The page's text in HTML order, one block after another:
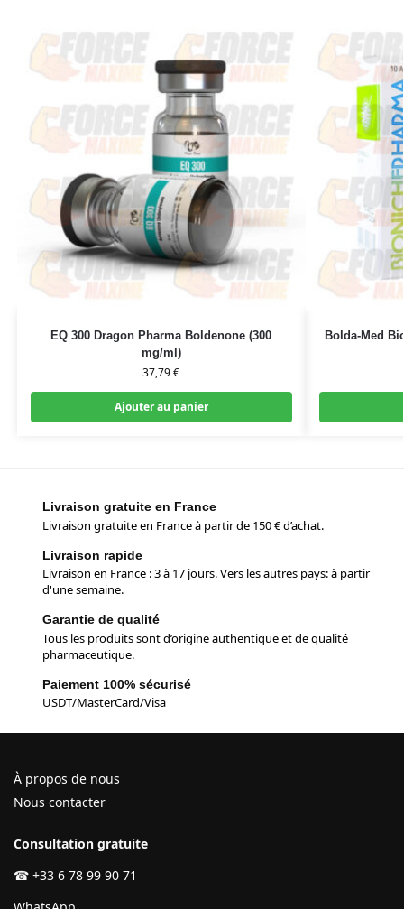
EQ 300 Dragon Pharma Boldenone (300
mg/ml)
37,79€
Ajouter au panier
Bolda-Med
Livraison gratuite en France
Livraison gratuite en France à partir de 150 € d’achat.
Livraison rapide
Livraison en France : 3 à 17 jours. Vers les autres pays: à partir
d'une semaine.
Garantie de qualité
Tous les produits sont d’origine authentique et de qualité
pharmaceutique.
Paiement 100% sécurisé
USDT/MasterCard/Visa
À propos de nous
Nous contacter
Consultation gratuite
☎ +33 6 78 99 90 71